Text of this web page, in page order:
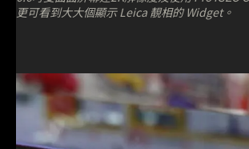
更可看到大大個顯示 Leica 靚相的 Widget。